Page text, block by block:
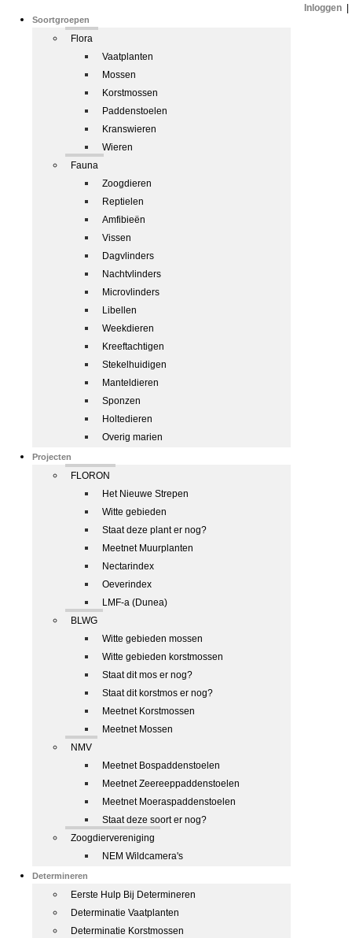
Soortgroepen
Flora
Vaatplanten
Mossen
Korstmossen
Paddenstoelen
Kranswieren
Wieren
Fauna
Zoogdieren
Reptielen
Amfibieën
Vissen
Dagvlinders
Nachtvlinders
Microvlinders
Libellen
Weekdieren
Kreeftachtigen
Stekelhuidigen
Manteldieren
Sponzen
Holtedieren
Overig marien
Projecten
FLORON
Het Nieuwe Strepen
Witte gebieden
Staat deze plant er nog?
Meetnet Muurplanten
Nectarindex
Oeverindex
LMF-a (Dunea)
BLWG
Witte gebieden mossen
Witte gebieden korstmossen
Staat dit mos er nog?
Staat dit korstmos er nog?
Meetnet Korstmossen
Meetnet Mossen
NMV
Meetnet Bospaddenstoelen
Meetnet Zeereeppaddenstoelen
Meetnet Moeraspaddenstoelen
Staat deze soort er nog?
Zoogdiervereniging
NEM Wildcamera's
Determineren
Eerste Hulp Bij Determineren
Determinatie Vaatplanten
Determinatie Korstmossen
Inloggen